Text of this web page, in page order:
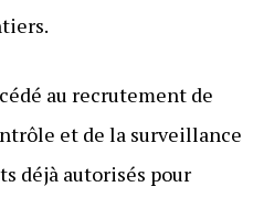
au recrutement de
et de la surveillance
déjà autorisés pour